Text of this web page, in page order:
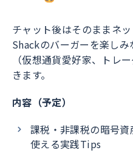
チャット後はそのままネ
Shackのバーガーを楽し
（仮想通貨愛好家、トレ
きます。
内容（予定）
課税・非課税の暗号
使える実践Tips